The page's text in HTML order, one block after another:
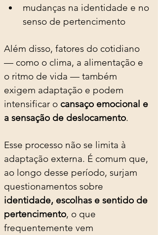
mudanças na identidade e no
senso de pertencimento
Além disso, fatores do cotidiano
— como o clima, a alimentação e
o ritmo de vida — também
exigem adaptação e podem
intensificar o cansaço emocional e
a sensação de deslocamento.
Esse processo não se limita à
adaptação externa. É comum que,
ao longo desse período, surjam
questionamentos sobre
identidade, escolhas e sentido de
pertencimento, o que
frequentemente vem